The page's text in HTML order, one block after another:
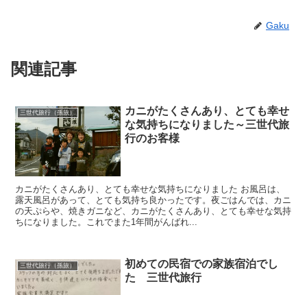
Gaku
関連記事
三世代旅行（孫旅）
カニがたくさんあり、とても幸せ
な気持ちになりました～三世代旅
行のお客様
カニがたくさんあり、とても幸せな気持ちになりました お風呂は、
露天風呂があって、とても気持ち良かったです。夜ごはんでは、カニ
の天ぷらや、焼きガニなど、カニがたくさんあり、とても幸せな気持
ちになりました。これでまた1年間がんばれ...
三世代旅行（孫旅）
初めての民宿での家族宿泊でし
た 三世代旅行